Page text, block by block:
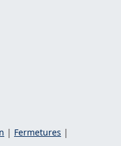
| Fermetures |